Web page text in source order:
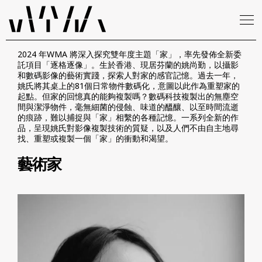
2024 年WMA 將深入探究雙年度主題「家」，率先發佈全新委
託項目「逐格逐像」。生於香港、現居芬蘭的姚尚勤，以攝影
和數碼影像的藝術實踐，探索人對家的感官記憶。過去一年，
姚氏將其桌上的81個日常物件數碼化，意圖以此作為重塑家的
起點。但家的回憶真的能夠複製嗎？數碼科技複製出的無塵空
間與潔淨物件，毫無細菌的侵蝕、味道的醞釀、以至時間流逝
的痕跡，難以捕捉與「家」相繫的各種記憶。一系列全新的作
品，呈現姚氏對影像複製技術的質疑，以及人們不由自主地尋
找、重塑或複製一個「家」的衝動和渴望。
藝術家